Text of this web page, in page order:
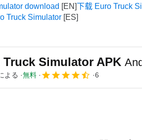
download
下载 Euro Truck
Truck Simulator
Truck Simulator APK
よる 無料 6